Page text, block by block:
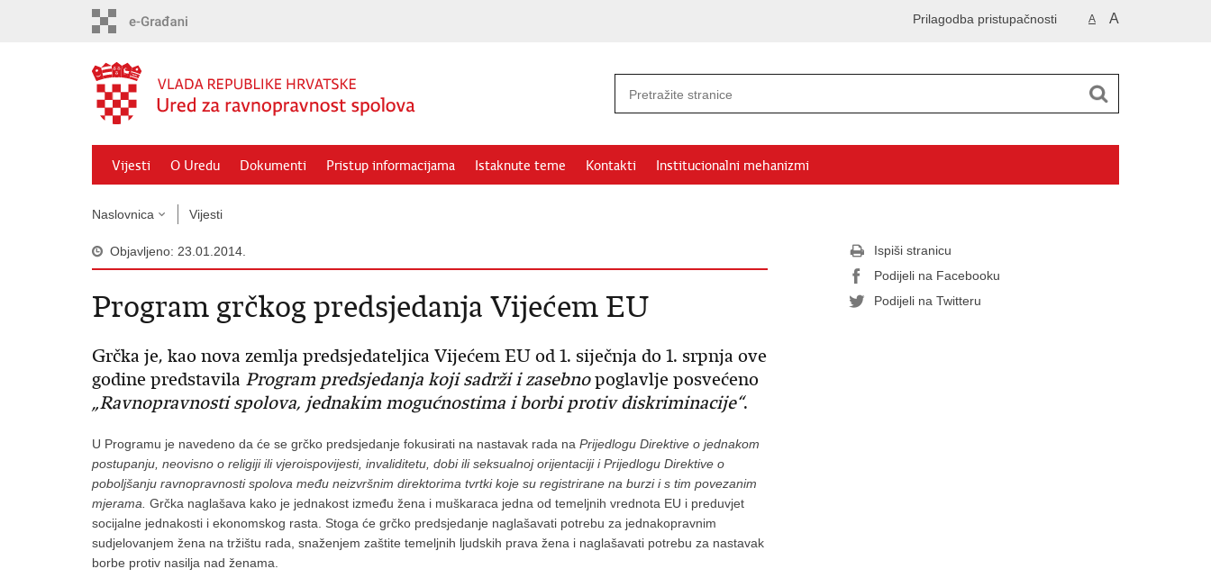
A A
Prilagodba pristupačnosti
Vijesti O Uredu Dokumenti Pristup informacijama Istaknute teme Kontakti Institucionalni mehanizmi
Naslovnica Vijesti
Objavljeno: 23.01.2014.
Program grčkog predsjedanja Vijećem EU
Grčka je, kao nova zemlja predsjedateljica Vijećem EU od 1. siječnja do 1. srpnja ove
godine predstavila Program predsjedanja koji sadrži i zasebnopoglavlje posvećeno
„Ravnopravnosti spolova, jednakim mogućnostima i borbi protiv diskriminacije“.
U Programu je navedeno da će se grčko predsjedanje fokusirati na nastavak rada na Prijedlogu Direktive o jednakom
postupanju, neovisno o religiji ili vjeroispovijesti, invaliditetu, dobi ili seksualnoj orijentaciji i Prijedlogu Direktive o
poboljšanju ravnopravnosti spolova među neizvršnim direktorima tvrtki koje su registrirane na burzi i s tim povezanim
mjerama. Grčka naglašava kako je jednakost između žena i muškaraca jedna od temeljnih vrednota EU i preduvjet
socijalne jednakosti i ekonomskog rasta. Stoga će grčko predsjedanje naglašavati potrebu za jednakopravnim
sudjelovanjem žena na tržištu rada, snaženjem zaštite temeljnih ljudskih prava žena i naglašavati potrebu za nastavak
borbe protiv nasilja nad ženama.
Ispiši stranicu
Podijeli na Facebooku
Podijeli na Twitteru